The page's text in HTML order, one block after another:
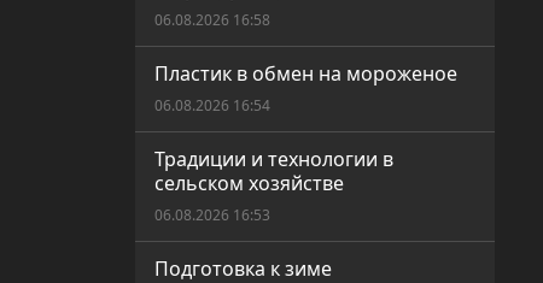
06.08.2026 16:58
Пластик в обмен на мороженое
06.08.2026 16:54
Традиции и технологии в
сельском хозяйстве
06.08.2026 16:53
Подготовка к зиме